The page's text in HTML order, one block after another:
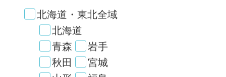
北海道・東北全域
北海道
青森
岩手
秋田
宮城